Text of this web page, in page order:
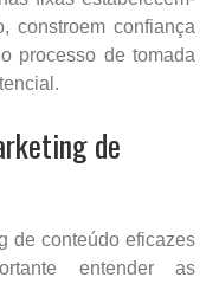
constroem confiança
processo de tomada
de
de conteúdo eficazes
entender as